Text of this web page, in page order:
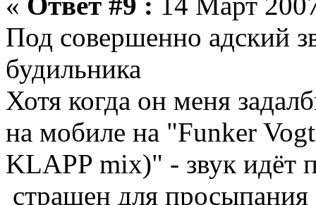
Под совершенно адский
будильника
Хотя когда он меня
на мобиле на "Funker
KLAPP mix)" - звук идёт
страшен для просыпания